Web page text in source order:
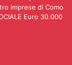
imprese di Como
Euro 30.000